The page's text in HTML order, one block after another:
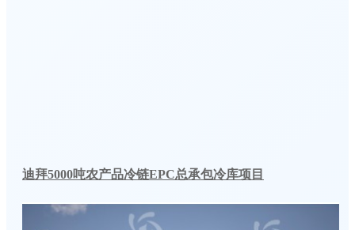
迪拜5000吨农产品冷链EPC总承包冷库项目